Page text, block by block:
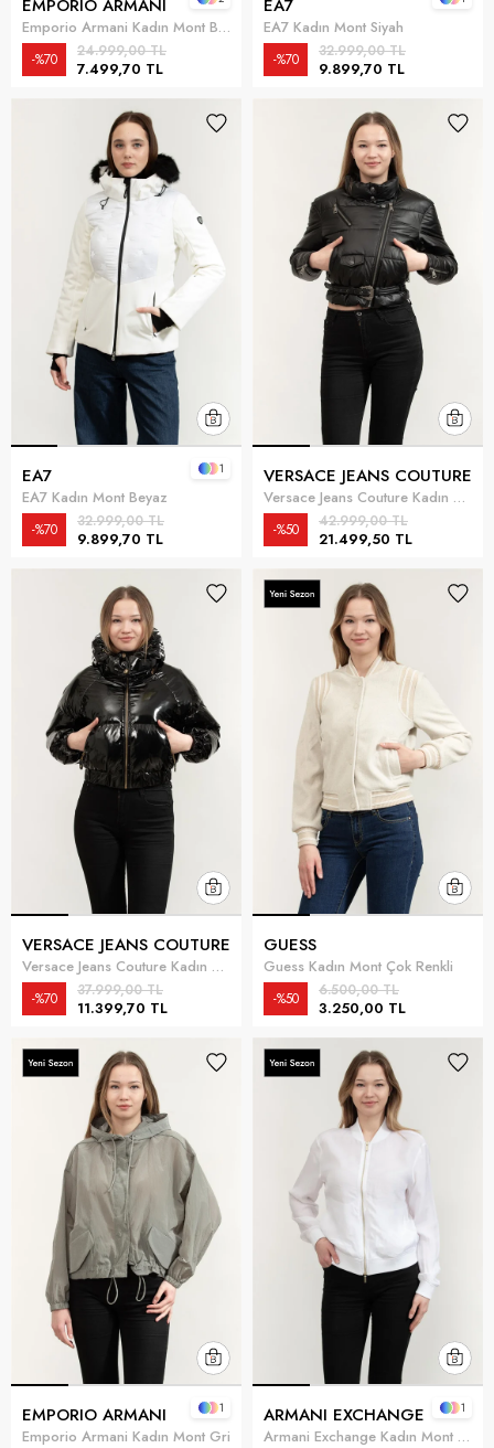
EMPORIO ARMANI
Emporio Armani Kadın Mont Beyaz
7.499,70 TL
24.999,00 TL
%70
EA7
EA7 Kadın Mont Siyah
9.899,70 TL
32.999,00 TL
%70
EA7
EA7 Kadın Mont Beyaz
9.899,70 TL
32.999,00 TL
%70
1 VERSACE JEANS COUTURE
Versace Jeans Couture Kadın Mont Siyah
21.499,50 TL
42.999,00 TL
%50
VERSACE JEANS COUTURE
Versace Jeans Couture Kadın Mont Siyah
11.399,70 TL
37.999,00 TL
%70
GUESS
Guess Kadın Mont Çok Renkli
3.250,00 TL
6.500,00 TL
%50
EMPORIO ARMANI
Emporio Armani Kadın Mont Gri
1 ARMANI EXCHANGE
Armani Exchange Kadın Mont Beyaz
1